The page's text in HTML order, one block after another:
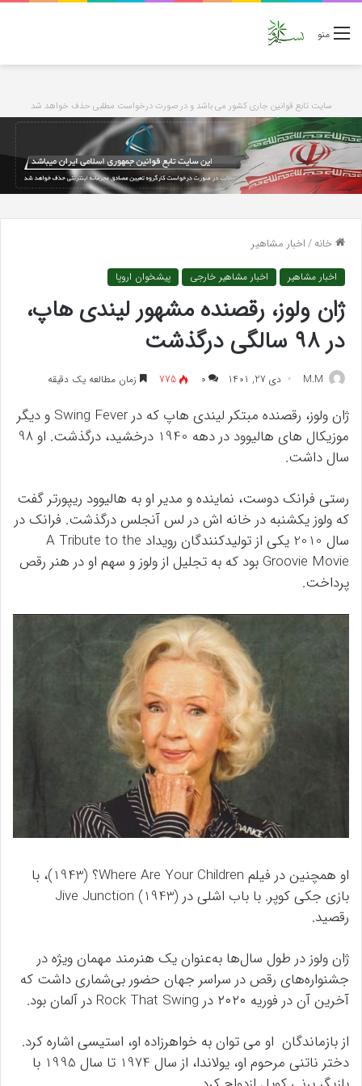
منو
سایت تابع قوانین جاری کشور می باشد و در صورت درخواست مطلبی حذف خواهد شد
خانه/اخبار مشاهیر
اخبار مشاهیر اخبار مشاهیر خارجی پیشخوان اروپا
ژان ولوز، رقصنده مشهور لیندی هاپ،
در ۹۸ سالگی درگذشت
M.M دی 27, 1401 ۰ 775 زمان مطالعه یک دقیقه
ژان ولوز، رقصنده مبتکر لیندی هاپ که در Swing Fever و دیگر
موزیکال های هالیوود در دهه 1940 درخشید، درگذشت. او 98
سال داشت.
رستی فرانک دوست، نماینده و مدیر او به هالیوود ریپورتر گفت
که ولوز یکشنبه در خانه اش در لس آنجلس درگذشت. فرانک در
سال 2010 یکی از تولیدکنندگان رویداد A Tribute to the
Groovie Movie بود که به تجلیل از ولوز و سهم او در هنر رقص
پرداخت.
او همچنین در فیلم Where Are Your Children؟ (1943)، با
رقصید.
ژان ولوز در طول سال‌ها به‌عنوان یک هنرمند مهمان ویژه در
جشنواره‌های رقص در سراسر جهان حضور بی‌شماری داشت که
آخرین آن در فوریه ۲۰۲۰ در Rock That Swing در آلمان بود.
از بازماندگان او می توان به خواهرزاده او، استیسی اشاره کرد.
دختر ناتنی مرحوم او، یولاندا، از سال 1974 تا سال 1995 با